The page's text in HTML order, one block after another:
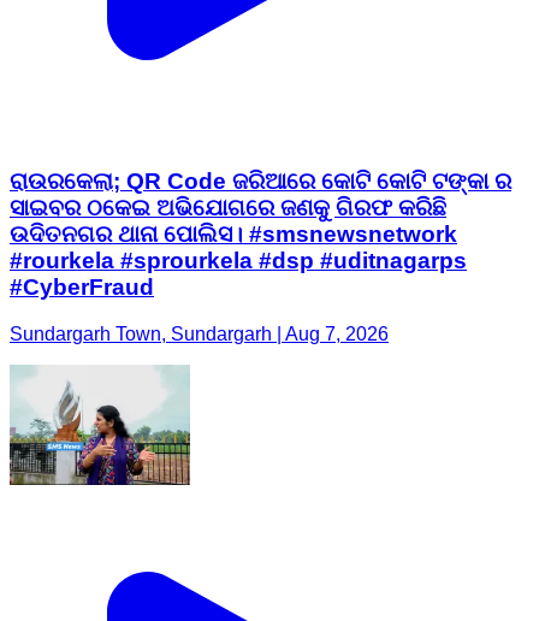
ରାଉରକେଲା; QR Code ଜରିଆରେ କୋଟି କୋଟି ଟଙ୍କା ର
ସାଇବର ଠକେଇ ଅଭିଯୋଗରେ ଜଣକୁ ଗିରଫ କରିଛି
ଉଦିତନଗର ଥାନା ପୋଲିସ। #smsnewsnetwork
#rourkela #sprourkela #dsp #uditnagarps
#CyberFraud
Sundargarh Town, Sundargarh | Aug 7, 2026